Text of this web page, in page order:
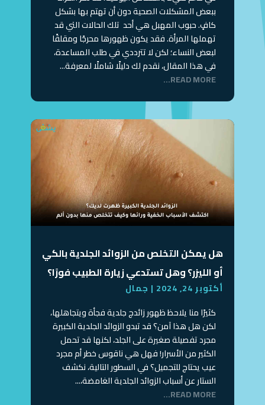
ببعض المشكلات الصحية دون أن تهتم بها بشكل
كافٍ. حبوب المهبل هي أحد تلك الحالات التي قد
تهملها المرأة. فقد يكون ظهورها محرجًا ومقلقًا
لبعض النساء؛ لكن لا تترددي في طلب المساعدة،
في هذا المقال، نقدم لك دليلًا شاملًا لمعرفة...
READ MORE...
هل يمكن التخلص من الزوائد الجلدية بالكي
أو الليزر؟ وهل تستدعي زيارة الطبيب فورًا؟
أكتوبر 24, 2024 | جمال
كثيرًا منا يلاحظ ظهور زائدج جلدية فجأة ويتجاهلها،
لكن هل هذا آمن؟ قد تبدو الزوائد الجلدية الكبيرة
مجرد تفصيلة صغيرة على الجلد، لكنها قد تحمل
الكثير من الأسرار! فهل هي ناقوس خطر أم مجرد
عيب يحتاج للتجميل؟ في السطور التالية، نكشف
الستار عن أسباب الزوائد الجلدية الغامضة،...
READ MORE...